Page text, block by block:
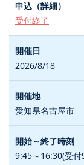
受付終了
2026/8/18
愛知県名古屋市
9:45～16:30(受付